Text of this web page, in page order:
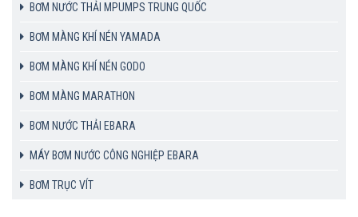
BƠM NƯỚC THẢI MPUMPS TRUNG QUỐC
BƠM MÀNG KHÍ NÉN YAMADA
BƠM MÀNG KHÍ NÉN GODO
BƠM MÀNG MARATHON
BƠM NƯỚC THẢI EBARA
MÁY BƠM NƯỚC CÔNG NGHIỆP EBARA
BƠM TRỤC VÍT